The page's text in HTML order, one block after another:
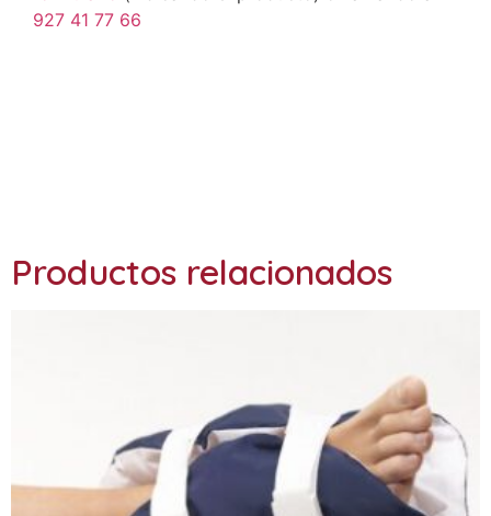
927 41 77 66
Productos relacionados